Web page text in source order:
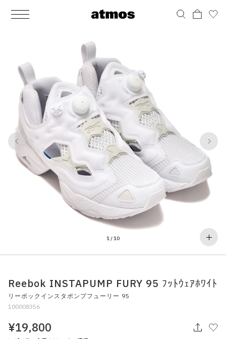
MEN
シューズ
ウェア
バッグ
アクセサリー
その他
アディダス ピックアップ
シューズ
スニーカー
ブーツ
サンダル
その他
すべてのシューズ
ライフスタイルランニング
ウェア
トップス
アウター
パンツ
ソックス
アンダーウェア
水着
バッグ
バックパック / リュック
ショルダー / メッセンジャーバッグ
トート / エコバッグ
クラッチ / セカンドバッグ
ウエストバッグ
その他
すべてのバッグ
アクセサリー
ポーチ / ウォレット
帽子
グッズ / アクセサリー
その他
すべてのアクセサリー
その他
シューケア / グッズ
おもちゃ / フィギュア
その他
すべてのその他
WOMENS
シューズ
ウェア
バッグ
アクセサリー
その他
アディダス ピックアップ
シューズ
スニーカー
ブーツ
サンダル / パンプス
その他
すべてのシューズ
ライフスタイルランニング
ウェア
トップス
アウター
パンツ
ワンピース
スカート
ソックス
アンダーウェア
すべてのウェア
バッグ
バックパック / リュック
ショルダー / メッセンジャーバッグ
トート / エコバッグ
クラッチ / セカンドバッグ
ウエストバッグ
その他
すべてのバッグ
アクセサリー
ポーチ / ウォレット
帽子
グッズ / アクセサリー
その他
すべてのアクセサリー
その他
シューケア / グッズ
おもちゃ / フィギュア
その他
すべてのその他
1 /10
1 10
Reebok INSTAPUMP FURY 95 ﾌｯﾄｳｪｱﾎﾜｲﾄ
リーボックインスタポンプフューリー 95
100008356
¥19,800